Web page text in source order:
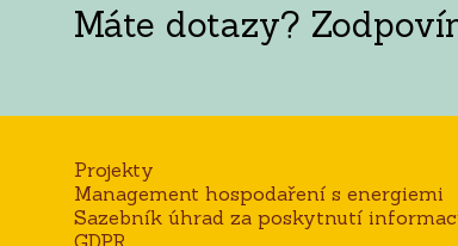
Máte dotazy?
Projekty
Management hospodaření s energiemi
Sazebník úhrad za poskytnutí
GDPR